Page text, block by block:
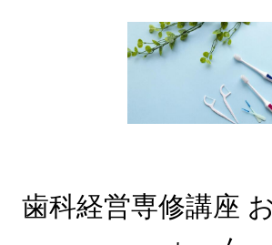
歯科経営専修講座